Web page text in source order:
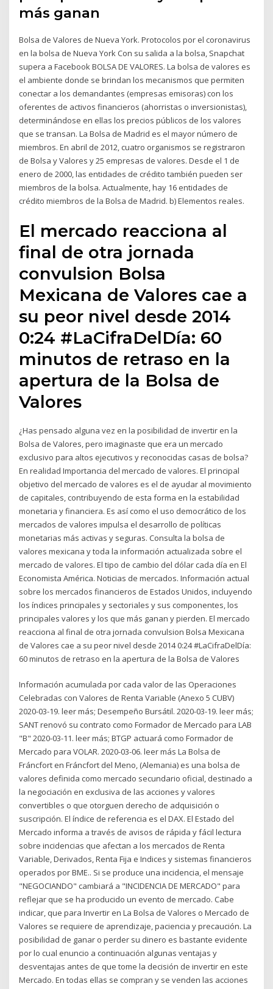
más ganan
Bolsa de Valores de Nueva York. Protocolos por el coronavirus
en la bolsa de Nueva York Con su salida a la bolsa, Snapchat
supera a Facebook BOLSA DE VALORES. La bolsa de valores es
el ambiente donde se brindan los mecanismos que permiten
conectar a los demandantes (empresas emisoras) con los
oferentes de activos financieros (ahorristas o inversionistas),
determinándose en ellas los precios públicos de los valores
que se transan. La Bolsa de Madrid es el mayor número de
miembros. En abril de 2012, cuatro organismos se registraron
de Bolsa y Valores y 25 empresas de valores. Desde el 1 de
enero de 2000, las entidades de crédito también pueden ser
miembros de la bolsa. Actualmente, hay 16 entidades de
crédito miembros de la Bolsa de Madrid. b) Elementos reales.
El mercado reacciona al
final de otra jornada
convulsion Bolsa
Mexicana de Valores cae a
su peor nivel desde 2014
0:24 #LaCifraDelDía: 60
minutos de retraso en la
apertura de la Bolsa de
Valores
¿Has pensado alguna vez en la posibilidad de invertir en la
Bolsa de Valores, pero imaginaste que era un mercado
exclusivo para altos ejecutivos y reconocidas casas de bolsa?
En realidad Importancia del mercado de valores. El principal
objetivo del mercado de valores es el de ayudar al movimiento
de capitales, contribuyendo de esta forma en la estabilidad
monetaria y financiera. Es así como el uso democrático de los
mercados de valores impulsa el desarrollo de políticas
monetarias más activas y seguras. Consulta la bolsa de
valores mexicana y toda la información actualizada sobre el
mercado de valores. El tipo de cambio del dólar cada día en El
Economista América. Noticias de mercados. Información actual
sobre los mercados financieros de Estados Unidos, incluyendo
los índices principales y sectoriales y sus componentes, los
principales valores y los que más ganan y pierden. El mercado
reacciona al final de otra jornada convulsion Bolsa Mexicana
de Valores cae a su peor nivel desde 2014 0:24 #LaCifraDelDía:
60 minutos de retraso en la apertura de la Bolsa de Valores
Información acumulada por cada valor de las Operaciones
Celebradas con Valores de Renta Variable (Anexo 5 CUBV)
2020-03-19. leer más; Desempeño Bursátil. 2020-03-19. leer más;
SANT renovó su contrato como Formador de Mercado para LAB
"B" 2020-03-11. leer más; BTGP actuará como Formador de
Mercado para VOLAR. 2020-03-06. leer más La Bolsa de
Fráncfort en Fráncfort del Meno, (Alemania) es una bolsa de
valores definida como mercado secundario oficial, destinado a
la negociación en exclusiva de las acciones y valores
convertibles o que otorguen derecho de adquisición o
suscripción. El índice de referencia es el DAX. El Estado del
Mercado informa a través de avisos de rápida y fácil lectura
sobre incidencias que afectan a los mercados de Renta
Variable, Derivados, Renta Fija e Indices y sistemas financieros
operados por BME.. Si se produce una incidencia, el mensaje
"NEGOCIANDO" cambiará a "INCIDENCIA DE MERCADO" para
reflejar que se ha producido un evento de mercado. Cabe
indicar, que para Invertir en La Bolsa de Valores o Mercado de
Valores se requiere de aprendizaje, paciencia y precaución. La
posibilidad de ganar o perder su dinero es bastante evidente
por lo cual enuncio a continuación algunas ventajas y
desventajas antes de que tome la decisión de invertir en este
Mercado. En todas ellas se compran y se venden las acciones